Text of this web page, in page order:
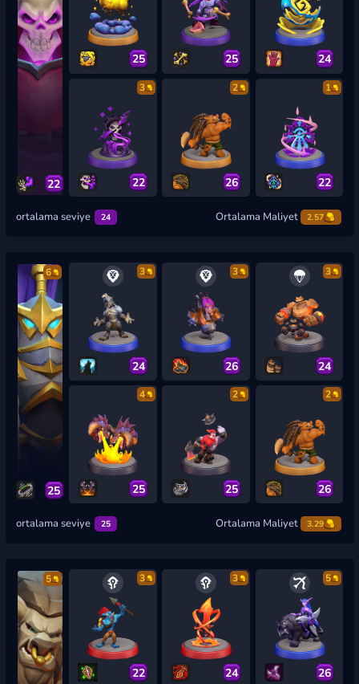
22
25 25 24
3
22
2
26
1
22
ortalama seviye 24 Ortalama Maliyet 2.57
6
25
3
24
3
26
3
24
4
25
2
25
2
26
ortalama seviye 25 Ortalama Maliyet 3.29
5 3
22
3
24
5
26